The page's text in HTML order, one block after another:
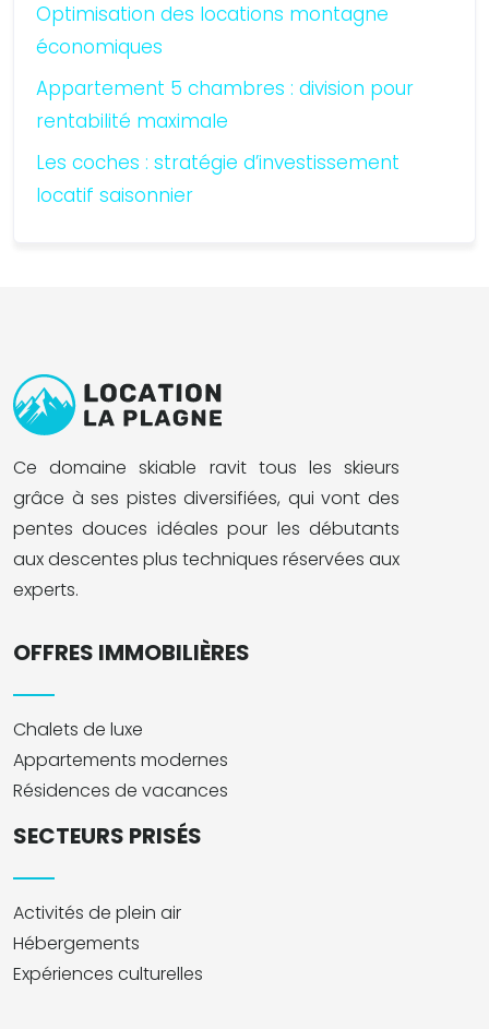
Optimisation des locations montagne
économiques
Appartement 5 chambres : division pour
rentabilité maximale
Les coches : stratégie d’investissement
locatif saisonnier
Ce domaine skiable ravit tous les skieurs
grâce à ses pistes diversifiées, qui vont des
pentes douces idéales pour les débutants
aux descentes plus techniques réservées aux
experts.
OFFRES IMMOBILIÈRES
Chalets de luxe
Appartements modernes
Résidences de vacances
SECTEURS PRISÉS
Activités de plein air
Hébergements
Expériences culturelles